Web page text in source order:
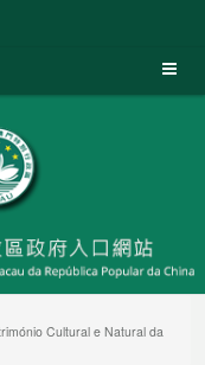
Cultural e Natural da